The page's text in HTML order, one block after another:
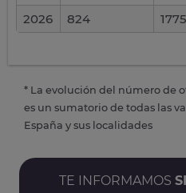
2026
824 1775
* La evolución del número de
es un sumatorio de todas las
España y sus localidades
TE INFORMAMOS